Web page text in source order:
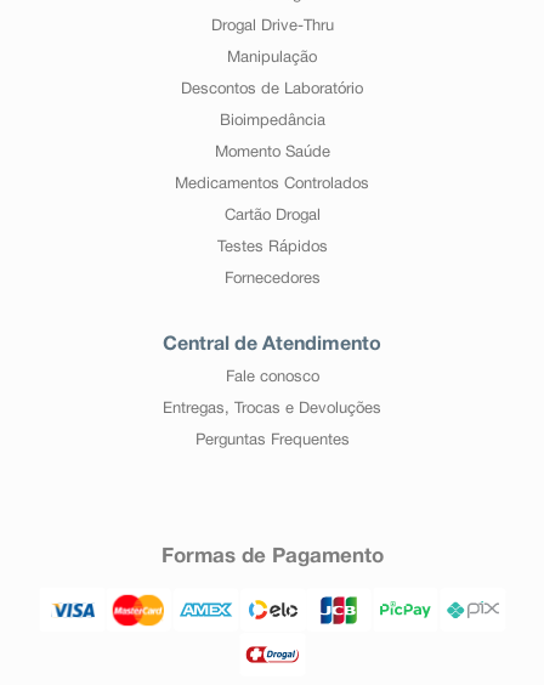
Drogal Drive-Thru
Manipulação
Descontos de Laboratório
Bioimpedância
Momento Saúde
Medicamentos Controlados
Cartão Drogal
Testes Rápidos
Fornecedores
Central de Atendimento
Fale conosco
Entregas, Trocas e Devoluções
Perguntas Frequentes
Formas de Pagamento